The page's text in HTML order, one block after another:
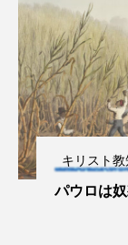
キリスト
パウロは